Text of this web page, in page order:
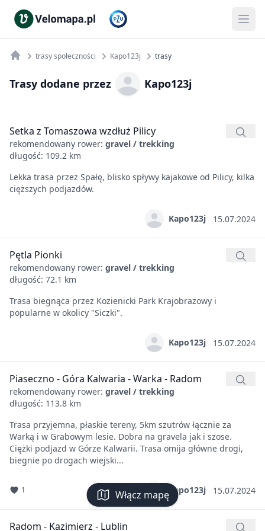
Włącz mapę
trasy społeczności Kapo123j trasy
Trasy dodane przez Kapo123j
Setka z Tomaszowa wzdłuż Pilicy
rekomendowany rower: gravel / trekking
długość: 109.2 km
Lekka trasa przez Spałę, blisko spływy kajakowe od Pilicy, kilka
cięższych podjazdów.
Kapo123j 15.07.2024
Pętla Pionki
rekomendowany rower: gravel / trekking
długość: 72.1 km
Trasa biegnąca przez Kozienicki Park Krajobrazowy i
popularne w okolicy "Siczki".
Kapo123j 15.07.2024
Piaseczno - Góra Kalwaria - Warka - Radom
rekomendowany rower: gravel / trekking
długość: 113.8 km
Trasa przyjemna, płaskie tereny, 5km szutrów łącznie za
Warką i w Grabowym lesie. Dobra na gravela jak i szose.
Ciężki podjazd w Górze Kalwarii. Trasa omija główne drogi,
biegnie po drogach wiejski...
1 Kapo123j 15.07.2024
Radom - Kazimierz - Lublin